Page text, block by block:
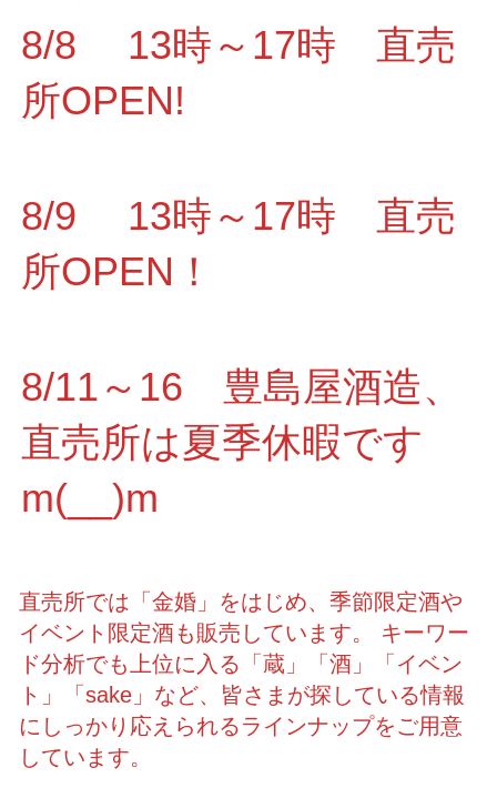
8/8 13時～17時 直売
所OPEN!
8/9 13時～17時 直売
所OPEN！
8/11～16 豊島屋酒造、
直売所は夏季休暇です
m(__)m
直売所では「金婚」をはじめ、季節限定酒や
イベント限定酒も販売しています。 キーワー
ド分析でも上位に入る「蔵」「酒」「イベン
ト」「sake」など、皆さまが探している情報
にしっかり応えられるラインナップをご用意
しています。